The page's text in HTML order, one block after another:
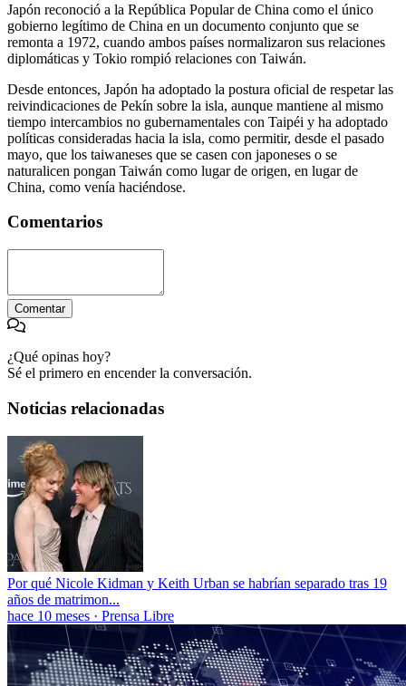
Japón reconoció a la República Popular de China como el único
gobierno legítimo de China en un documento conjunto que se
remonta a 1972, cuando ambos países normalizaron sus relaciones
diplomáticas y Tokio rompió relaciones con Taiwán.
Desde entonces, Japón ha adoptado la postura oficial de respetar las
reivindicaciones de Pekín sobre la isla, aunque mantiene al mismo
tiempo intercambios no gubernamentales con Taipéi y ha adoptado
políticas consideradas hacia la isla, como permitir, desde el pasado
mayo, que los taiwaneses que se casen con japoneses o se
naturalicen pongan Taiwán como lugar de origen, en lugar de
China, como venía haciéndose.
Comentarios
Comentar
¿Qué opinas hoy?
Sé el primero en encender la conversación.
Noticias relacionadas
Por qué Nicole Kidman y Keith Urban se habrían separado tras 19
años de matrimon...
hace 10 meses · Prensa Libre